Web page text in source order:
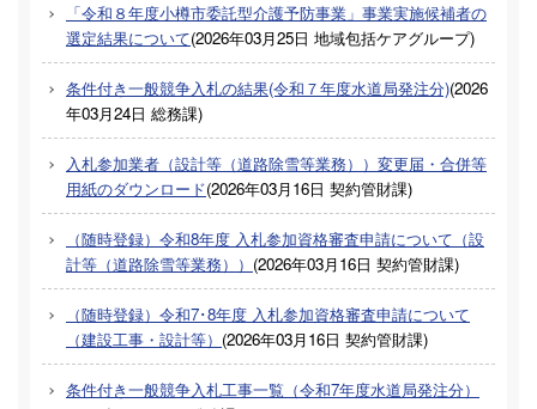
「令和８年度小樽市委託型介護予防事業」事業実施候補者の
選定結果について(2026年03月25日 地域包括ケアグループ)
条件付き一般競争入札の結果(令和７年度水道局発注分)(2026
年03月24日 総務課)
入札参加業者（設計等（道路除雪等業務））変更届・合併等
用紙のダウンロード(2026年03月16日 契約管財課)
（随時登録）令和8年度 入札参加資格審査申請について（設
計等（道路除雪等業務）） (2026年03月16日 契約管財課)
（随時登録）令和7･8年度 入札参加資格審査申請について
（建設工事・設計等） (2026年03月16日 契約管財課)
条件付き一般競争入札工事一覧（令和7年度水道局発注分）